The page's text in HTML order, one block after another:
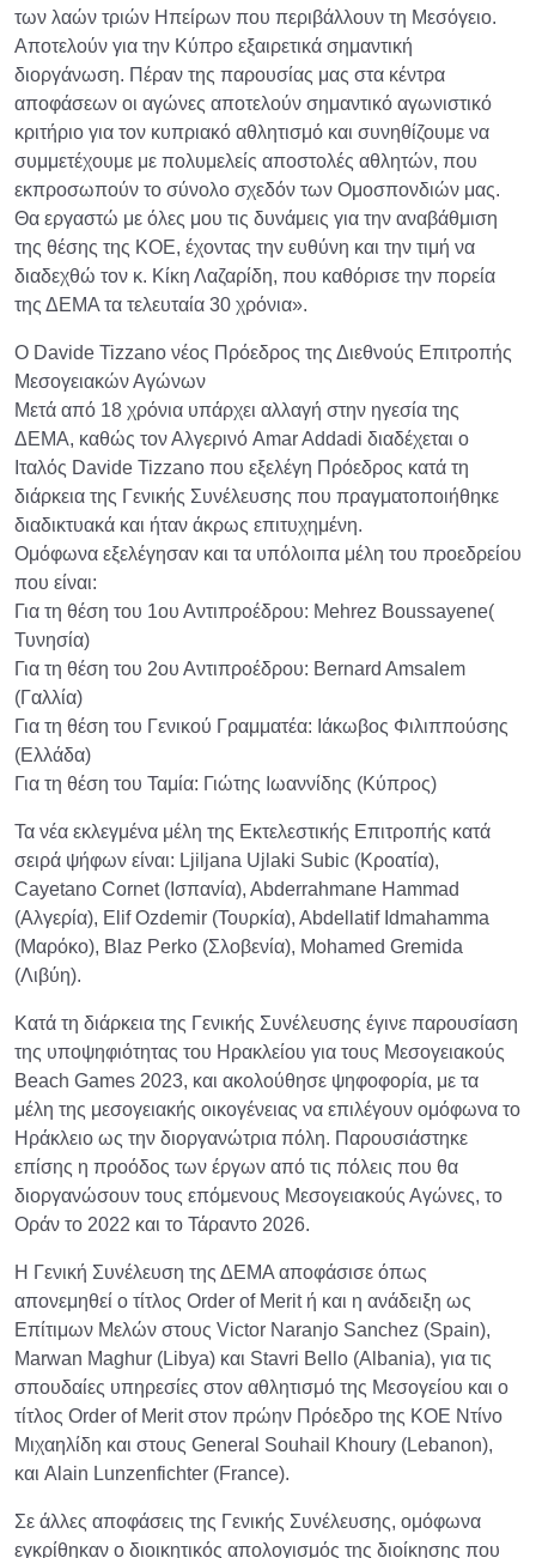
των λαών τριών Ηπείρων που περιβάλλουν τη Μεσόγειο.
Αποτελούν για την Κύπρο εξαιρετικά σημαντική
διοργάνωση. Πέραν της παρουσίας μας στα κέντρα
αποφάσεων οι αγώνες αποτελούν σημαντικό αγωνιστικό
κριτήριο για τον κυπριακό αθλητισμό και συνηθίζουμε να
συμμετέχουμε με πολυμελείς αποστολές αθλητών, που
εκπροσωπούν το σύνολο σχεδόν των Ομοσπονδιών μας.
Θα εργαστώ με όλες μου τις δυνάμεις για την αναβάθμιση
της θέσης της ΚΟΕ, έχοντας την ευθύνη και την τιμή να
διαδεχθώ τον κ. Κίκη Λαζαρίδη, που καθόρισε την πορεία
της ΔΕΜΑ τα τελευταία 30 χρόνια».
Ο Davide Tizzano νέος Πρόεδρος της Διεθνούς Επιτροπής
Μεσογειακών Αγώνων
Μετά από 18 χρόνια υπάρχει αλλαγή στην ηγεσία της
ΔΕΜΑ, καθώς τον Αλγερινό Amar Addadi διαδέχεται ο
Ιταλός Davide Tizzano που εξελέγη Πρόεδρος κατά τη
διάρκεια της Γενικής Συνέλευσης που πραγματοποιήθηκε
διαδικτυακά και ήταν άκρως επιτυχημένη.
Ομόφωνα εξελέγησαν και τα υπόλοιπα μέλη του προεδρείου
που είναι:
Για τη θέση του 1ου Αντιπροέδρου: Mehrez Boussayene(
Τυνησία)
Για τη θέση του 2ου Αντιπροέδρου: Bernard Amsalem
(Γαλλία)
Για τη θέση του Γενικού Γραμματέα: Ιάκωβος Φιλιππούσης
(Eλλάδα)
Για τη θέση του Ταμία: Γιώτης Ιωαννίδης (Κύπρος)
Τα νέα εκλεγμένα μέλη της Εκτελεστικής Επιτροπής κατά
σειρά ψήφων είναι: Ljiljana Ujlaki Subic (Κροατία),
Cayetano Cornet (Ισπανία), Abderrahmane Hammad
(Αλγερία), Elif Ozdemir (Τουρκία), Abdellatif Idmahamma
(Μαρόκο), Blaz Perko (Σλοβενία), Mohamed Gremida
(Λιβύη).
Κατά τη διάρκεια της Γενικής Συνέλευσης έγινε παρουσίαση
της υποψηφιότητας του Ηρακλείου για τους Μεσογειακούς
Beach Games 2023, και ακολούθησε ψηφοφορία, με τα
μέλη της μεσογειακής οικογένειας να επιλέγουν ομόφωνα το
Ηράκλειο ως την διοργανώτρια πόλη. Παρουσιάστηκε
επίσης η προόδος των έργων από τις πόλεις που θα
διοργανώσουν τους επόμενους Μεσογειακούς Αγώνες, το
Οράν το 2022 και το Τάραντο 2026.
Η Γενική Συνέλευση της ΔΕΜΑ αποφάσισε όπως
απονεμηθεί ο τίτλος Order of Merit ή και η ανάδειξη ως
Επίτιμων Μελών στους Victor Naranjo Sanchez (Spain),
Marwan Maghur (Libya) και Stavri Bello (Albania), για τις
σπουδαίες υπηρεσίες στον αθλητισμό της Μεσογείου και ο
τίτλος Order of Merit στον πρώην Πρόεδρο της ΚΟΕ Ντίνο
Μιχαηλίδη και στους General Souhail Khoury (Lebanon),
και Alain Lunzenfichter (France).
Σε άλλες αποφάσεις της Γενικής Συνέλευσης, ομόφωνα
εγκρίθηκαν ο διοικητικός απολογισμός της διοίκησης που